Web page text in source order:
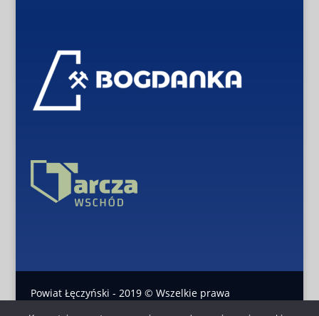
Powiat Łęczyński - 2019 © Wszelkie prawa